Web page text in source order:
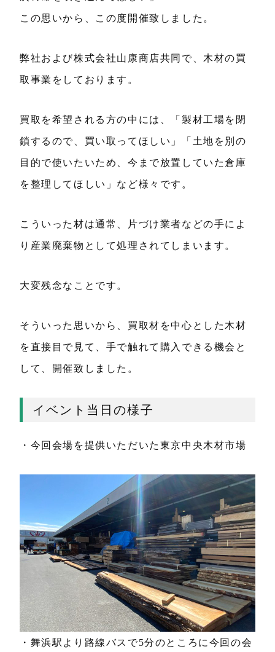
この思いから、この度開催致しました。
弊社および株式会社山康商店共同で、木材の買
取事業をしております。
買取を希望される方の中には、「製材工場を閉
鎖するので、買い取ってほしい」「土地を別の
目的で使いたいため、今まで放置していた倉庫
を整理してほしい」など様々です。
こういった材は通常、片づけ業者などの手によ
り産業廃棄物として処理されてしまいます。
大変残念なことです。
そういった思いから、買取材を中心とした木材
を直接目で見て、手で触れて購入できる機会と
して、開催致しました。
イベント当日の様子
・今回会場を提供いただいた東京中央木材市場
・舞浜駅より路線バスで5分のところに今回の会